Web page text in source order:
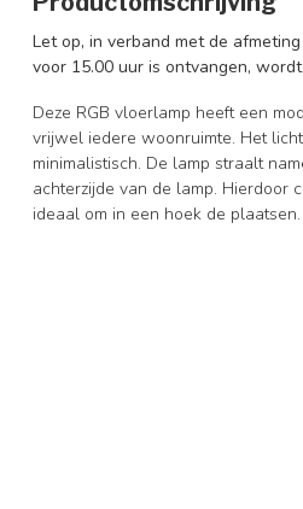
Let op, in verband met de
voor 15.00 uur is ontvangen,
Deze RGB vloerlamp heeft een
vrijwel iedere woonruimte. Het
minimalistisch. De lamp straalt
achterzijde van de lamp. Hierdoor
ideaal om in een hoek de